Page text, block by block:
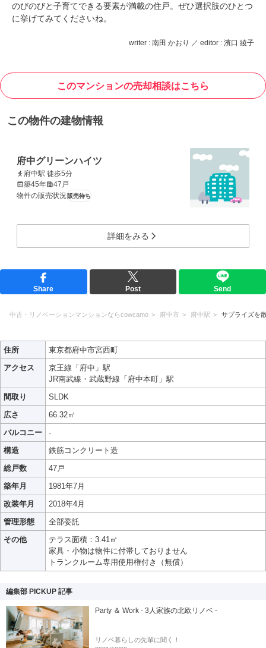
のびのびと子育てできる要素が満載の住戸。ぜひ選択肢のひとつ
に挙げてみてくださいね。
writer : 南田 かおり ／ editor : 濱口 綾子
このマンションの売却相談はこちら
この物件の建物情報
府中グリーンハイツ
府中駅 徒歩5分
築45年
47戸
物件の販売状況販売待ち
詳細をみる
Share Post Send
中古・リノベーションマンションならcowcamo 府中市 府中駅 サプライズを
住所
東京都府中市宮西町
アクセス
京王線「府中」駅
JR南武線・武蔵野線「府中本町」駅
間取り
SLDK
広さ
66.32㎡
バルコニー
-
構造
鉄筋コンクリート造
総戸数
47戸
築年月
1981年7月
改装年月
2018年4月
管理形態
全部委託
その他
テラス面積：3.41㎡
家具・小物は物件に付帯しておりません
トランクルーム専用使用権付き（無償）
編集部 PICKUP 記事
Party ＆ Work - 3人家族の北欧リノベ -
リノベ暮らしの先輩に聞く！